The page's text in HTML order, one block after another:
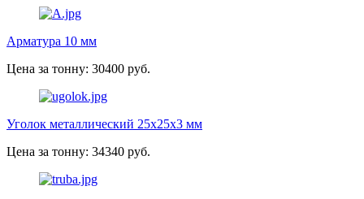
Арматура 10 мм
Цена за тонну: 30400 руб.
Уголок металлический 25х25х3 мм
Цена за тонну: 34340 руб.